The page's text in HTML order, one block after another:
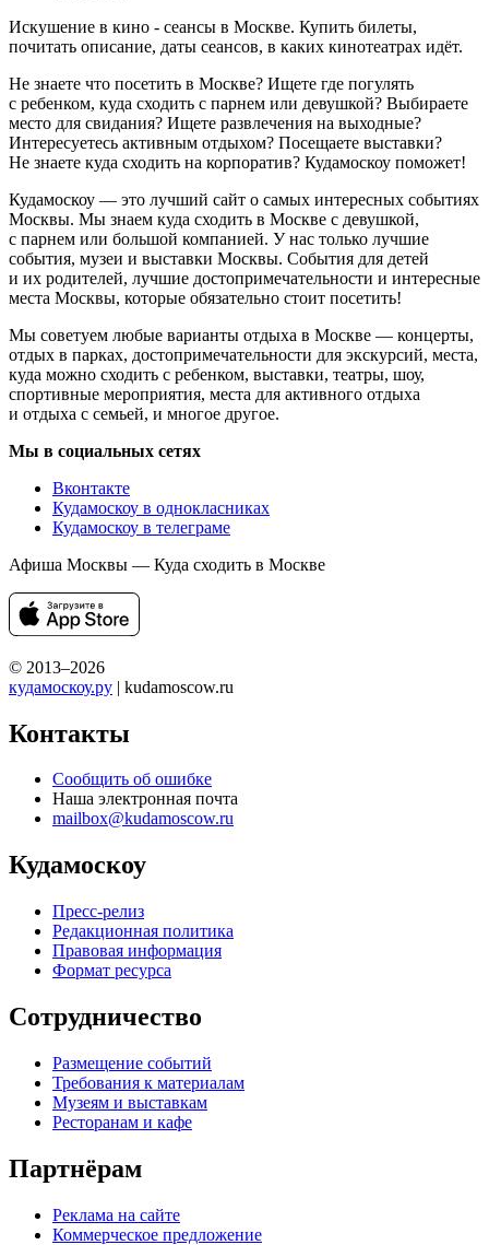
Искушение в кино - сеансы в Москве. Купить билеты,
почитать описание, даты сеансов, в каких кинотеатрах идёт.
Не знаете что посетить в Москве? Ищете где погулять
с ребенком, куда сходить с парнем или девушкой? Выбираете
место для свидания? Ищете развлечения на выходные?
Интересуетесь активным отдыхом? Посещаете выставки?
Не знаете куда сходить на корпоратив? Кудамоскоу поможет!
Кудамоскоу — это лучший сайт о самых интересных событиях
Москвы. Мы знаем куда сходить в Москве с девушкой,
с парнем или большой компанией. У нас только лучшие
события, музеи и выставки Москвы. События для детей
и их родителей, лучшие достопримечательности и интересные
места Москвы, которые обязательно стоит посетить!
Мы советуем любые варианты отдыха в Москве — концерты,
отдых в парках, достопримечательности для экскурсий, места,
куда можно сходить с ребенком, выставки, театры, шоу,
спортивные мероприятия, места для активного отдыха
и отдыха с семьей, и многое другое.
Мы в социальных сетях
Вконтакте
Кудамоскоу в однокласниках
Кудамоскоу в телеграме
Афиша Москвы — Куда сходить в Москве
© 2013–2026
кудамоскоу.ру | kudamoscow.ru
Контакты
Сообщить об ошибке
Наша электронная почта
mailbox@kudamoscow.ru
Кудамоскоу
Пресс-релиз
Редакционная политика
Правовая информация
Формат ресурса
Сотрудничество
Размещение событий
Требования к материалам
Музеям и выставкам
Ресторанам и кафе
Партнёрам
Реклама на сайте
Коммерческое предложение